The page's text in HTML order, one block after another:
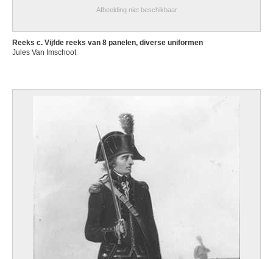
Afbeelding niet beschikbaar
Reeks c. Vijfde reeks van 8 panelen, diverse uniformen
Jules Van Imschoot